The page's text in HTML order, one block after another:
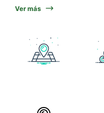
Ver más